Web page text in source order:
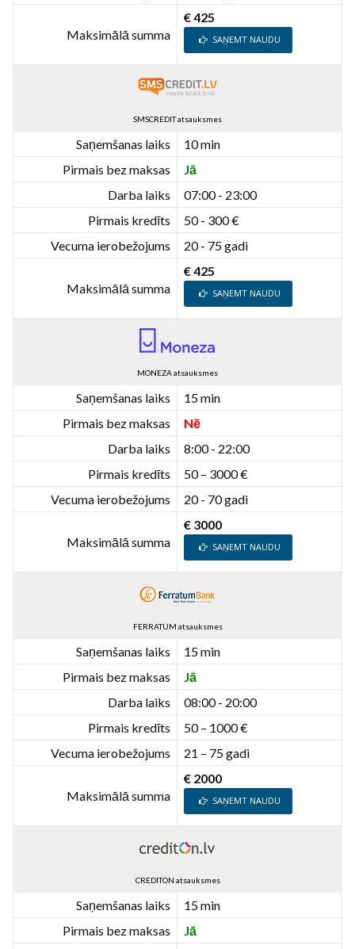
Maksimālā summa
€ 425
SAŅEMT NAUDU
SMSCREDIT atsauksmes
Saņemšanas laiks
10 min
Pirmais bez maksas
Jā
Darba laiks
07:00 - 23:00
Pirmais kredīts
50 - 300 €
Vecuma ierobežojums
20 - 75 gadi
Maksimālā summa
€ 425
SAŅEMT NAUDU
MONEZA atsauksmes
Saņemšanas laiks
15 min
Pirmais bez maksas
Nē
Darba laiks
8:00 - 22:00
Pirmais kredīts
50 – 3000 €
Vecuma ierobežojums
20 - 70 gadi
Maksimālā summa
€ 3000
SAŅEMT NAUDU
FERRATUM atsauksmes
Saņemšanas laiks
15 min
Pirmais bez maksas
Jā
Darba laiks
08:00 - 20:00
Pirmais kredīts
50 – 1000 €
Vecuma ierobežojums
21 – 75 gadi
Maksimālā summa
€ 2000
SAŅEMT NAUDU
CREDITON atsauksmes
Saņemšanas laiks
15 min
Pirmais bez maksas
Jā